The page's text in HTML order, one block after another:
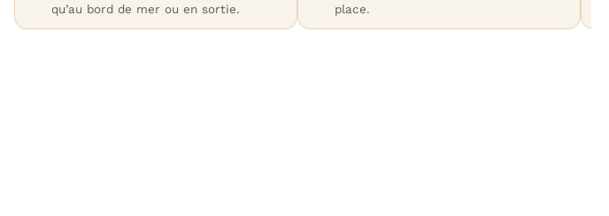
qu’au bord de mer ou en sortie.
place.